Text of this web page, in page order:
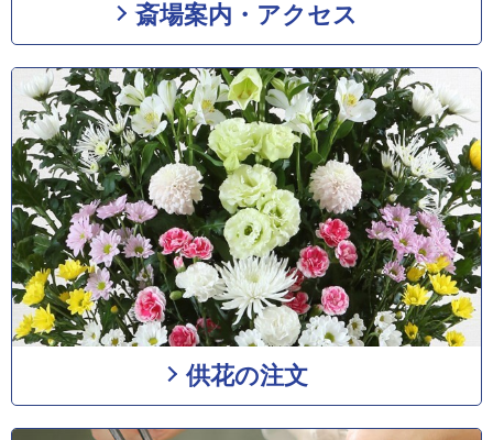
斎場案内・アクセス
供花の注文